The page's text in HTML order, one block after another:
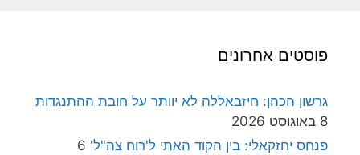
פוסטים אחרונים
גרשון הכהן: חיזבאללה לא יוותר על חובת ההתנגדות
8 באוגוסט 2026
פנחס יחזקאלי: בין הקוד האתי ל'רוח צה"ל' 6